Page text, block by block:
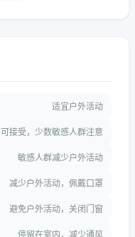
适宜户外活动
可接受，少数敏感人群注意
敏感人群减少户外活动
减少户外活动，佩戴口罩
避免户外活动，关闭门窗
停留在室内，减少通风